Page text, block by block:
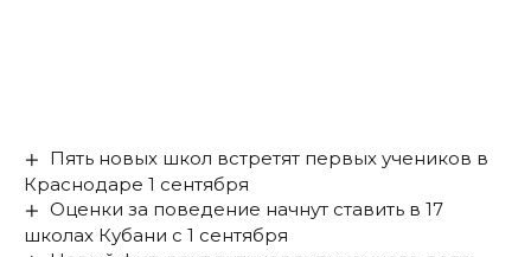
Пять новых школ встретят первых учеников в
Краснодаре 1 сентября
Оценки за поведение начнут ставить в 17
школах Кубани с 1 сентября